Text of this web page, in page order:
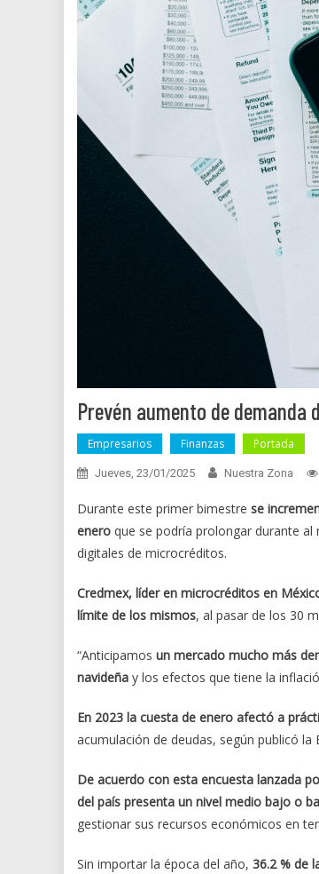
Prevén aumento de
Empresarios Finanzas Portada
Jueves, 23/01/2025 Nuestra Zona
Durante este primer bimestre se
enero que se podría prolongar durante
digitales de microcréditos.
Credmex, líder en microcréditos en
límite de los mismos, al pasar de los 30
“Anticipamos un mercado mucho más
navideña y los efectos que tiene la
En 2023 la cuesta de enero afectó a
acumulación de deudas, según publicó la
De acuerdo con esta encuesta lanzada
del país presenta un nivel medio bajo o
gestionar sus recursos económicos en
Sin importar la época del año, 36.2 % de